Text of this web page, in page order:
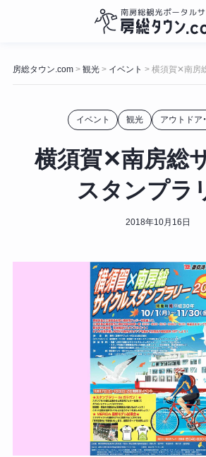
ン
房総タウン.com> 観光> イベント > 横須賀✕南房
イベント 観光 アウトドア
横須賀✕南房総
スタンプラ
2018年10月16日